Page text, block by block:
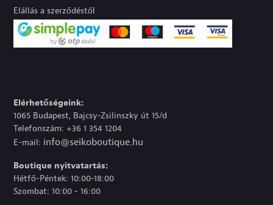
Elállás a szerződéstől
Elérhetőségeink:
1065 Budapest, Bajcsy-Zsilinszky út 15/d
Telefonszám: +36 1 354 1204
E-mail: info@seikoboutique.hu
Boutique nyitvatartás:
Hétfő-Péntek: 10:00-18:00
Szombat: 10:00 - 16:00